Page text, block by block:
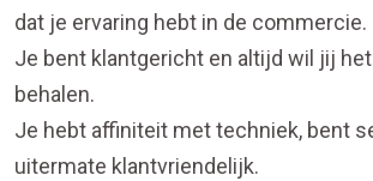
dat je ervaring hebt in de commercie.
Je bent klantgericht en altijd wil jij
behalen.
Je hebt affiniteit met techniek, bent
uitermate klantvriendelijk.